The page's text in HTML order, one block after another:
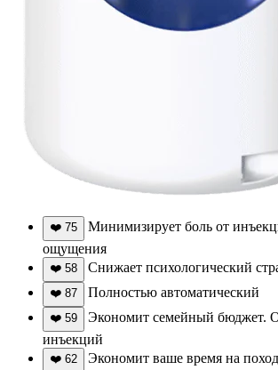
❤️ 75
Минимизирует боль от
ощущения
❤️ 58 Снижает психологический
❤️ 87 Полностью автоматический
❤️ 59
Экономит семейный бюджет.
инъекций
❤️ 62
Экономит ваше время на